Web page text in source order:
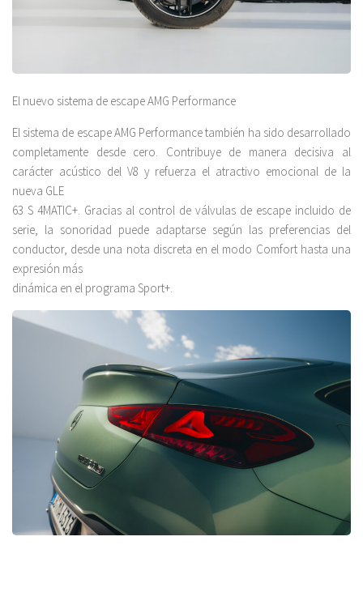
El nuevo sistema de escape AMG Performance
El sistema de escape AMG Performance también ha sido desarrollado
completamente desde cero. Contribuye de manera decisiva al
carácter acústico del V8 y refuerza el atractivo emocional de la
nueva GLE
63 S 4MATIC+. Gracias al control de válvulas de escape incluido de
serie, la sonoridad puede adaptarse según las preferencias del
conductor, desde una nota discreta en el modo Comfort hasta una
expresión más
dinámica en el programa Sport+.